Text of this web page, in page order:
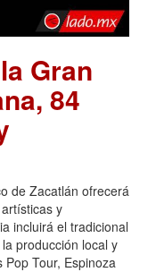
Gran
84
de Zacatlán ofrecerá
y
incluirá el tradicional
producción local y
Pop Tour, Espinoza